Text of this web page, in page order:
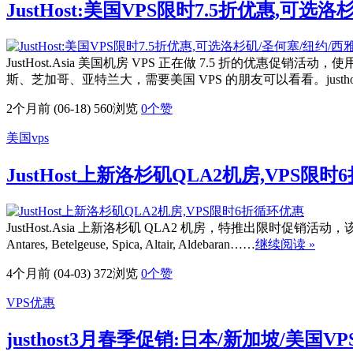
JustHost:美国VPS限时7.5折优惠,可选洛
JustHost.Asia 美国机房 VPS 正在做 7.5 折的优惠促销活动，
斯、芝加哥、亚特兰大，需要美国 VPS 的朋友可以看看。
2个月前 (06-18) 560浏览 0个赞
美国vps
JustHost上新洛杉矶QLA2机房,VPS限时
JustHost.Asia 上新洛杉矶 QLA2 机房，特推出限时促销活动，
Antares, Betelgeuse, Spica, Altair, Aldebaran……继续阅读 »
4个月前 (04-03) 372浏览 0个赞
VPS优惠
justhost3月春季促销:日本/新加坡/美国